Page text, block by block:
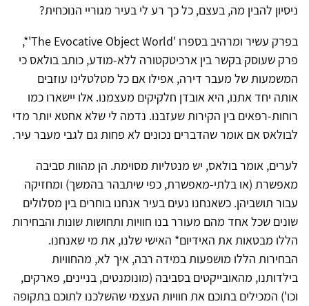
ניסיון להבין מה, בעצם, כל כך רע לי בעיר מגוריי הנוכחית?
בפרק עשיר ומרהיב בספרו 'The Evocative Object World'*,
פרק שעוסק בקשר בין ארכיטקטורה ללא-מודע, כותב בולאס כי
המשמעות של מעבר דירה, אפילו אם כל מטלטלינו עוזבים
אותה יחד אתנו, היא אובדן חלקיקים מעצמנו. אלו יישארו כמו
רוחות-רפאים בין הקירות שעזבנו. נדמה לי שלא אחטא יותר מדי
לבולאס אם אומר שהדברים נכונים לא פחות גם לגבי מעבר עיר.
לערים, אומר בולאס, יש מנטליות מסוימת. הן מהוות סביבה
מאפשרת (או בלתי-מאפשרת, כפי שיתבהר בהמשך) ומחזיקה
עבור תושביהן. כשאנחנו נעים בעיר אנחנו בוחרים בין מסלולים
שונים שכל אחד מהם מעורר בנו חוויות ותחושות שונות והבחירות
הללו מבטאות את האידיום* האישי שלנו, את מי שאנחנו.
הבחירות הללו מושפעות במידה רבה, איך לא, מהחוויות
בילדותנו, מהאובייקטים בסביבה (מונומנטים, בניינים, פארקים,
וכו') המכילים בתוכם את חוויות העצמי שהשלכנו לתוכם בתקופה